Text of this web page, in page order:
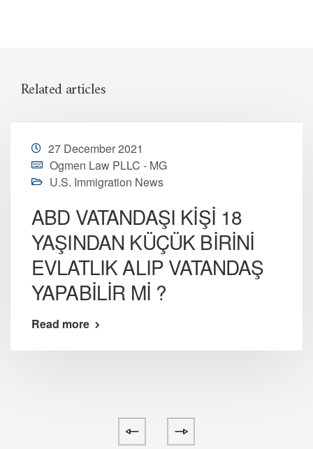
Related articles
27 December 2021
Ogmen Law PLLC - MG
U.S. Immigration News
ABD VATANDAŞI KİŞİ 18
YAŞINDAN KÜÇÜK BİRİNİ
EVLATLIK ALIP VATANDAŞ
YAPABİLİR Mİ ?
Read more